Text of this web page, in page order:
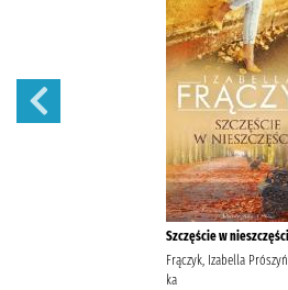
Szczęście w
Frączyk, Izabella
ka